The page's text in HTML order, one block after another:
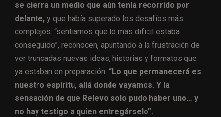
se cierra un medio que aún tenía recorrido por
delante, y que había superado los desafíos más
complejos: “sentíamos que lo más difícil estaba
conseguido”, reconocen, apuntando a la frustración de
ver truncadas nuevas ideas, historias y formatos que
ya estaban en preparación. “Lo que permanecerá es
nuestro espíritu, allá donde vayamos. Y la
sensación de que Relevo solo pudo haber uno… y
no hay testigo a quien entregárselo”.